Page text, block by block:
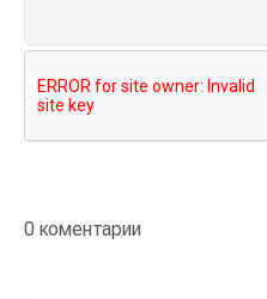
0 коментарии